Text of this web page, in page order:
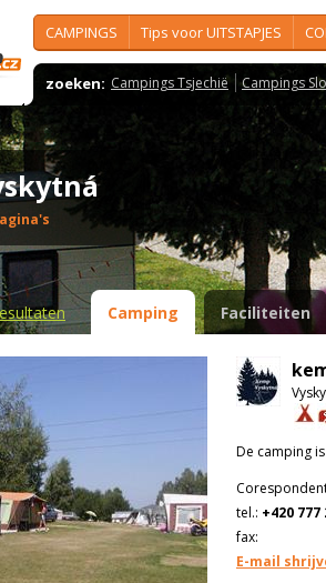
CAMPINGS Tips voor UITSTAPJES
zoeken: Campings Tsjechië Campings
Camping Faciliteiten
De camping
tel.: +420 777
fax:
E-mail